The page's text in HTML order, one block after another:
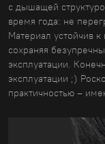
с дышащей
время года: не
Материал устойчив к
сохраняя
эксплуатации.
эксплуатации ;)
практичностью –